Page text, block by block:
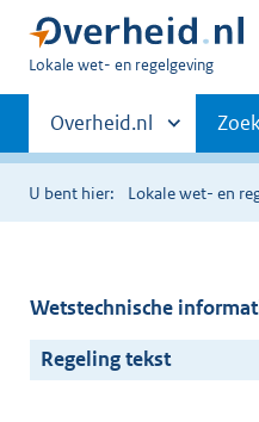
U
hier:
Lokale wet- en regelgeving
Primaire
navigatie
Andere
sites
binnen
Overheid.nl
U bent hier: Lokale wet- en
Wetstechnische
Regeling tekst